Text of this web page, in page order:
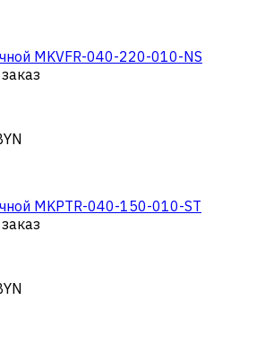
MKVFR-040-220-010-NS
MKPTR-040-150-010-ST